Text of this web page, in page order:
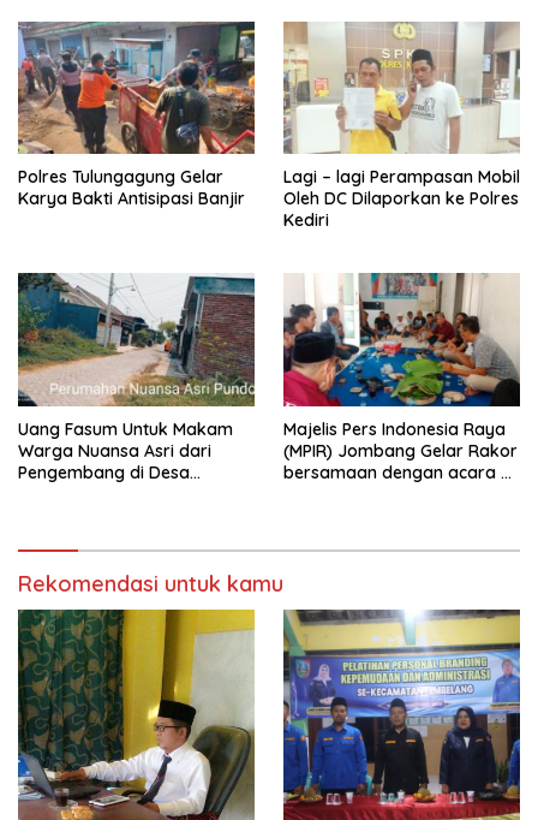
Polres Tulungagung Gelar
Karya Bakti Antisipasi Banjir
Lagi – lagi Perampasan Mobil
Oleh DC Dilaporkan ke Polres
Kediri
Uang Fasum Untuk Makam
Warga Nuansa Asri dari
Pengembang di Desa
Majelis Pers Indonesia Raya
(MPIR) Jombang Gelar Rakor
bersamaan dengan acara
Rekomendasi untuk kamu